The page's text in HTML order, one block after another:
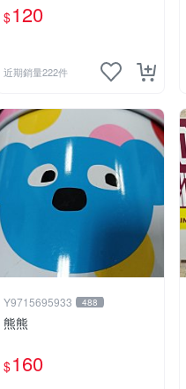
$120
近期銷量222件
Y9715695933 488
熊熊
$160